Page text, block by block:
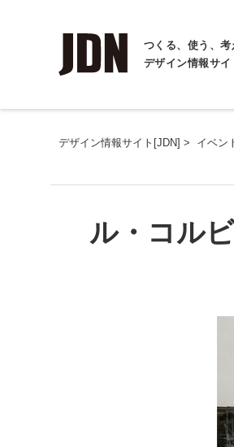
つくる、使う、考
デザイン情報サイ
デザイン情報サイト[JDN] > イベン
ル・コル